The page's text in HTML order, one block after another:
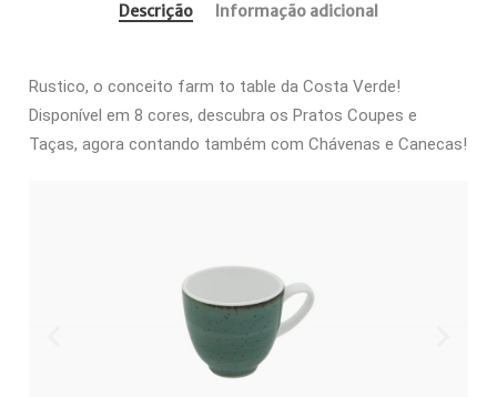
Descrição Informação adicional
Rustico, o conceito farm to table da Costa Verde!
Disponível em 8 cores, descubra os Pratos Coupes e
Taças, agora contando também com Chávenas e Canecas!